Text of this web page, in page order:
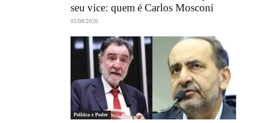
seu vice: quem é Carlos Mosconi
05/08/2026
Política e Poder